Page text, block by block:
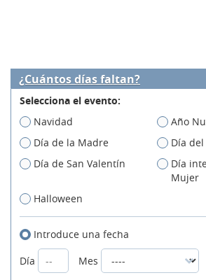
¿Cuántos días faltan?
Selecciona el evento:
Navidad
Año
Día de la Madre
Día
Día de San Valentín
Día
Mujer
Halloween
Introduce una fecha
Día
Mes